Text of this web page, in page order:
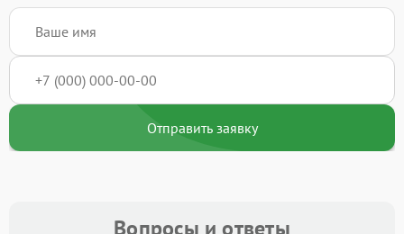
Отправить заявку
Вопросы и ответы